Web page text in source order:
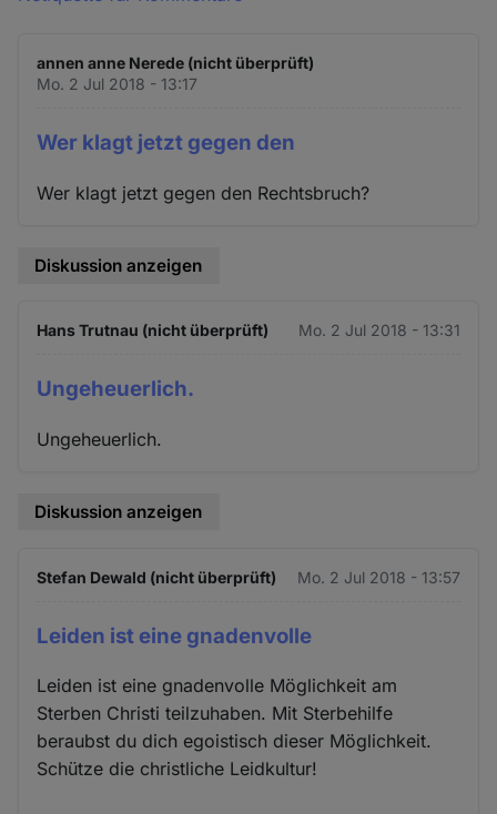
annen anne Nerede (nicht überprüft)
Mo. 2 Jul 2018 - 13:17
Wer klagt jetzt gegen den
Wer klagt jetzt gegen den Rechtsbruch?
Diskussion anzeigen
Hans Trutnau (nicht überprüft) Mo. 2 Jul 2018 - 13:31
Ungeheuerlich.
Ungeheuerlich.
Diskussion anzeigen
Stefan Dewald (nicht überprüft) Mo. 2 Jul 2018 - 13:57
Leiden ist eine gnadenvolle
Leiden ist eine gnadenvolle Möglichkeit am
Sterben Christi teilzuhaben. Mit Sterbehilfe
beraubst du dich egoistisch dieser Möglichkeit.
Schütze die christliche Leidkultur!